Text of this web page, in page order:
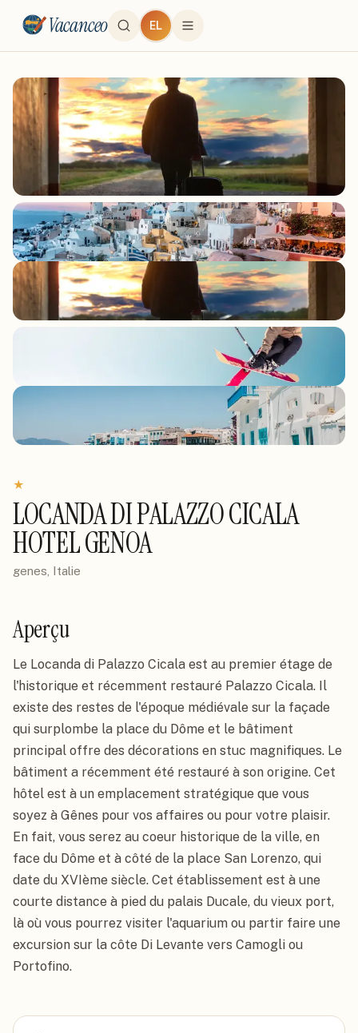
Vacanceo EL
★
LOCANDA DI PALAZZO CICALA
HOTEL GENOA
genes, Italie
Aperçu
Le Locanda di Palazzo Cicala est au premier étage de
l'historique et récemment restauré Palazzo Cicala. Il
existe des restes de l'époque médiévale sur la façade
qui surplombe la place du Dôme et le bâtiment
principal offre des décorations en stuc magnifiques. Le
bâtiment a récemment été restauré à son origine. Cet
hôtel est à un emplacement stratégique que vous
soyez à Gênes pour vos affaires ou pour votre plaisir.
En fait, vous serez au coeur historique de la ville, en
face du Dôme et à côté de la place San Lorenzo, qui
date du XVIème siècle. Cet établissement est à une
courte distance à pied du palais Ducale, du vieux port,
là où vous pourrez visiter l'aquarium ou partir faire une
excursion sur la côte Di Levante vers Camogli ou
Portofino.